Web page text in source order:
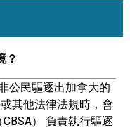
？
公民驅逐出加拿大的
其他法律法規時，會
） 負責執行驅逐